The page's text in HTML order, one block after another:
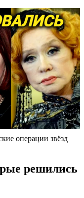
операции звёзд
решились